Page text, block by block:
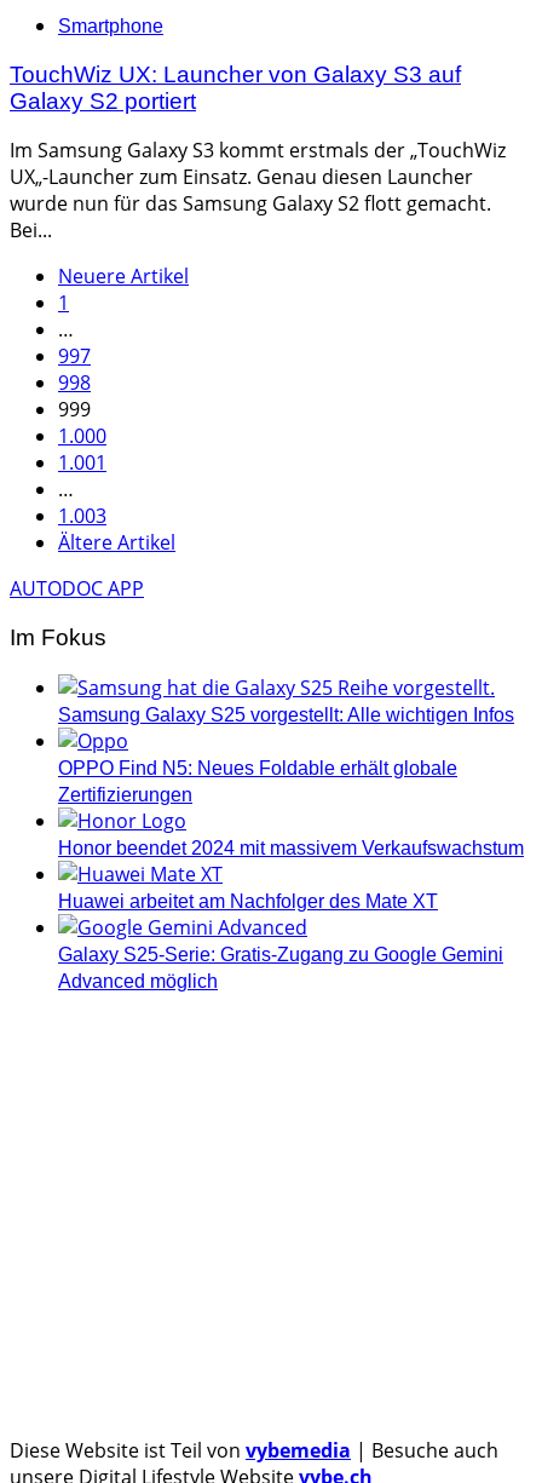
Categories
Smartphone
TouchWiz UX: Launcher von Galaxy S3 auf
Galaxy S2 portiert
Im Samsung Galaxy S3 kommt erstmals der „TouchWiz
UX„-Launcher zum Einsatz. Genau diesen Launcher
wurde nun für das Samsung Galaxy S2 flott gemacht.
Bei...
Seitennummerierung
der
Beiträge
Neuere Artikel
1
…
997
998
999
1.000
1.001
…
1.003
Ältere Artikel
AUTODOC APP
Im Fokus
Samsung Galaxy S25 vorgestellt: Alle wichtigen Infos
OPPO Find N5: Neues Foldable erhält globale
Zertifizierungen
Honor beendet 2024 mit massivem Verkaufswachstum
Huawei arbeitet am Nachfolger des Mate XT
Galaxy S25-Serie: Gratis-Zugang zu Google Gemini
Advanced möglich
Diese Website ist Teil von vybemedia | Besuche auch
unsere Digital Lifestyle Websitevybe.ch